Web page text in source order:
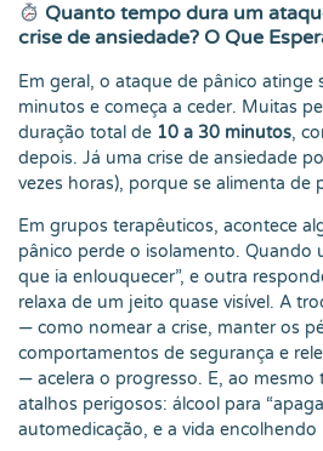
Quanto tempo dura um
crise de ansiedade? O Que
Em geral, o ataque de pânico atinge
minutos e começa a ceder. Muitas
duração total de 10 a 30 minutos,
depois. Já uma crise de ansiedade
vezes horas), porque se alimenta de
Em grupos terapêuticos, acontece
pânico perde o isolamento. Quando
que ia enlouquecer”, e outra
relaxa de um jeito quase visível. A
— como nomear a crise, manter os
comportamentos de segurança e
— acelera o progresso. E, ao
atalhos perigosos: álcool para
automedicação, e a vida encolhendo